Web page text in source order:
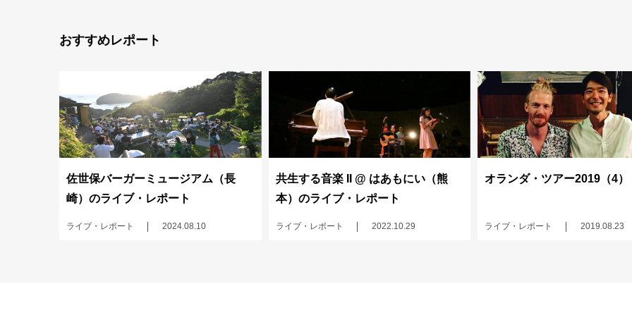
おすすめレポート
佐世保バーガーミュージアム（長
崎）のライブ・レポート
ライブ・レポート 2024.08.10
共生する音楽 II @ はあもにい（熊
本）のライブ・レポート
ライブ・レポート 2022.10.29
オランダ・ツアー2019（4）
ライブ・レポート 2019.08.23